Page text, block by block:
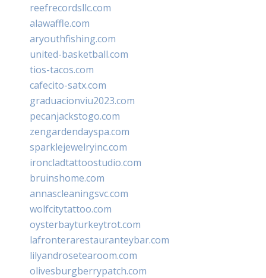
reefrecordsllc.com
alawaffle.com
aryouthfishing.com
united-basketball.com
tios-tacos.com
cafecito-satx.com
graduacionviu2023.com
pecanjackstogo.com
zengardendayspa.com
sparklejewelryinc.com
ironcladtattoostudio.com
bruinshome.com
annascleaningsvc.com
wolfcitytattoo.com
oysterbayturkeytrot.com
lafronterarestauranteybar.com
lilyandrosetearoom.com
olivesburgberrypatch.com